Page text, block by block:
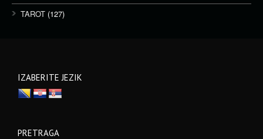
TAROT (127)
IZABERITE JEZIK
PRETRAGA